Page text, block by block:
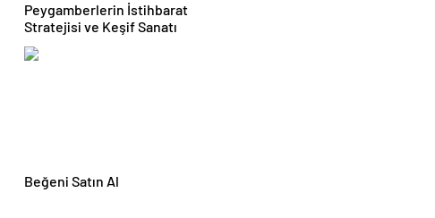
Peygamberlerin İstihbarat
Stratejisi ve Keşif Sanatı
Beğeni Satın Al